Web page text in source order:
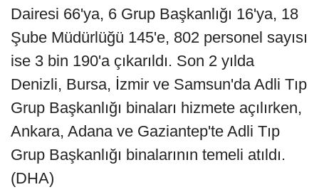
Dairesi 66'ya, 6 Grup Başkanlığı 16'ya, 18
Şube Müdürlüğü 145'e, 802 personel sayısı
ise 3 bin 190'a çıkarıldı. Son 2 yılda
Denizli, Bursa, İzmir ve Samsun'da Adli Tıp
Grup Başkanlığı binaları hizmete açılırken,
Ankara, Adana ve Gaziantep'te Adli Tıp
Grup Başkanlığı binalarının temeli atıldı.
(DHA)